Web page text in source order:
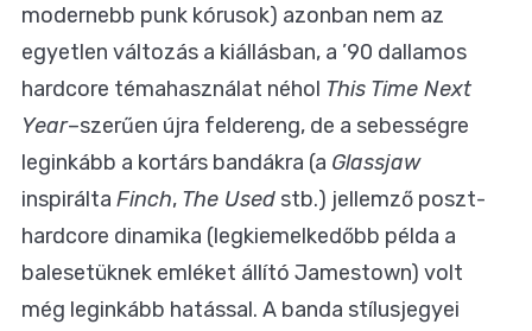
modernebb punk kórusok) azonban nem az
egyetlen változás a kiállásban, a ’90 dallamos
hardcore témahasználat néhol This Time Next
Year–szerűen újra feldereng, de a sebességre
leginkább a kortárs bandákra (a Glassjaw
inspirálta Finch, The Used stb.) jellemző poszt-
hardcore dinamika (legkiemelkedőbb példa a
balesetüknek emléket állító Jamestown) volt
még leginkább hatással. A banda stílusjegyei